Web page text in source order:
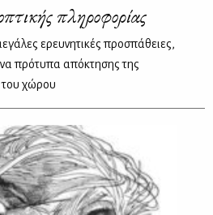
πληροφορίας
ερευνητικές προσπάθειες,
πρότυπα απόκτησης της
του χώρου